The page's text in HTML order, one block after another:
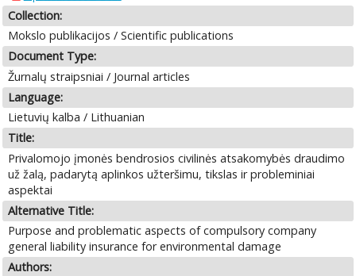
Collection:
Mokslo publikacijos / Scientific publications
Document Type:
Žurnalų straipsniai / Journal articles
Language:
Lietuvių kalba / Lithuanian
Title:
Privalomojo įmonės bendrosios civilinės atsakomybės draudimo
už žalą, padarytą aplinkos užteršimu, tikslas ir probleminiai
aspektai
Alternative Title:
Purpose and problematic aspects of compulsory company
general liability insurance for environmental damage
Authors: